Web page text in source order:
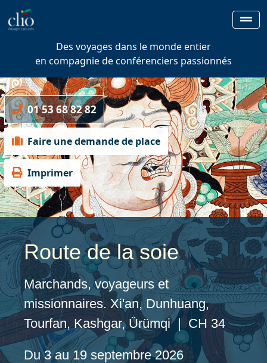
Des voyages dans le monde entier
en compagnie de conférenciers passionnés
01 53 68 82 82
Faire une demande de place
Imprimer
Route de la soie
Marchands, voyageurs et
missionnaires. Xi'an, Dunhuang,
Tourfan, Kashgar, Ürümqi | CH 34
Du 3 au 19 septembre 2026